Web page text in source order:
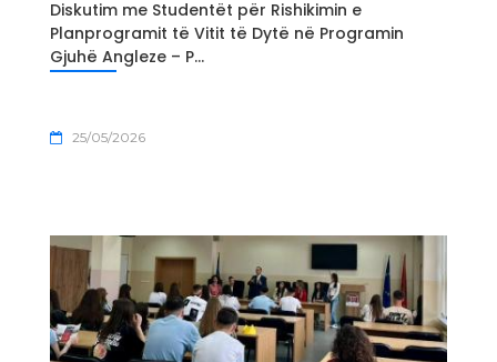
Diskutim me Studentët për Rishikimin e
Planprogramit të Vitit të Dytë në Programin
Gjuhë Angleze – P...
25/05/2026